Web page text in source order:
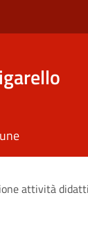
attività